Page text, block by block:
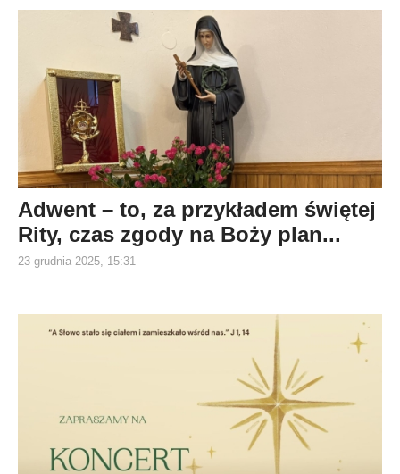
Adwent – to, za przykładem świętej
Rity, czas zgody na Boży plan...
23 grudnia 2025, 15:31